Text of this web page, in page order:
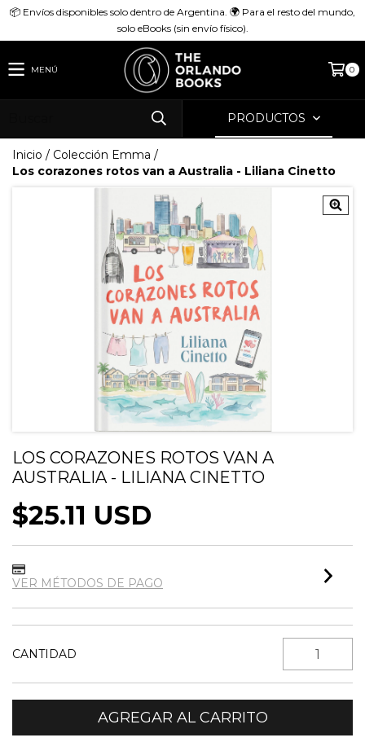
📦 Envíos disponibles solo dentro de Argentina. 🌍 Para el resto del mundo,
solo eBooks (sin envío físico).
MENÚ 0
PRODUCTOS
Inicio / Colección Emma /
Los corazones rotos van a Australia - Liliana Cinetto
LOS CORAZONES ROTOS VAN A
AUSTRALIA - LILIANA CINETTO
$25.11 USD
VER MÉTODOS DE PAGO
CANTIDAD